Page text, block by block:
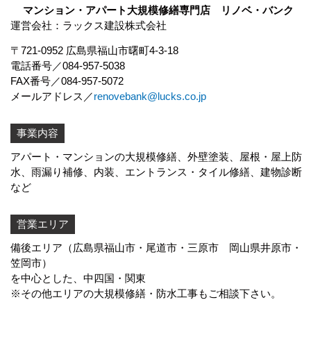
マンション・アパート大規模修繕専門店 リノベ・バンク
運営会社：ラックス建設株式会社
〒721-0952 広島県福山市曙町4-3-18
電話番号
084-957-5038
FAX番号
084-957-5072
メールアドレス
renovebank@lucks.co.jp
事業内容
アパート・マンションの大規模修繕、外壁塗装、屋根・屋上防
水、雨漏り補修、内装、エントランス・タイル修繕、建物診断
など
営業エリア
備後エリア（広島県福山市・尾道市・三原市 岡山県井原市・
笠岡市）
を中心とした、中四国・関東
※その他エリアの大規模修繕・防水工事もご相談下さい。